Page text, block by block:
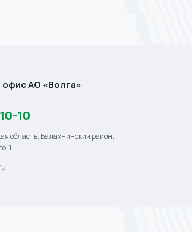
АО «Волга»
10
область, Балахнинский район,
1